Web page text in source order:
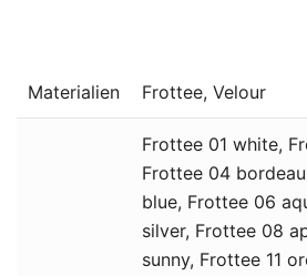
Materialien Frottee, Velour
Frottee 01 white,
Frottee 04
blue, Frottee 06
silver, Frottee 08
sunny, Frottee 11